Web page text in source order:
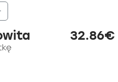
32.86€